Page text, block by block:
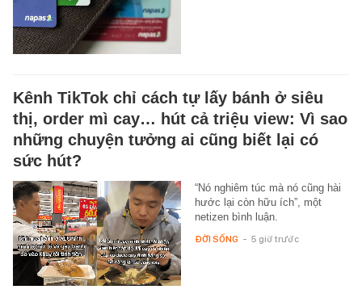
Kênh TikTok chỉ cách tự lấy bánh ở siêu
thị, order mì cay… hút cả triệu view: Vì sao
những chuyện tưởng ai cũng biết lại có
sức hút?
“Nó nghiêm túc mà nó cũng hài
hước lại còn hữu ích”, một
netizen bình luận.
ĐỜI SỐNG - 5 giờ trước